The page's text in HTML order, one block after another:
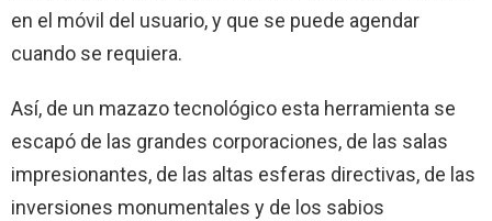
en el móvil del usuario, y que se puede agendar
cuando se requiera.
Así, de un mazazo tecnológico esta herramienta se
escapó de las grandes corporaciones, de las salas
impresionantes, de las altas esferas directivas, de las
inversiones monumentales y de los sabios